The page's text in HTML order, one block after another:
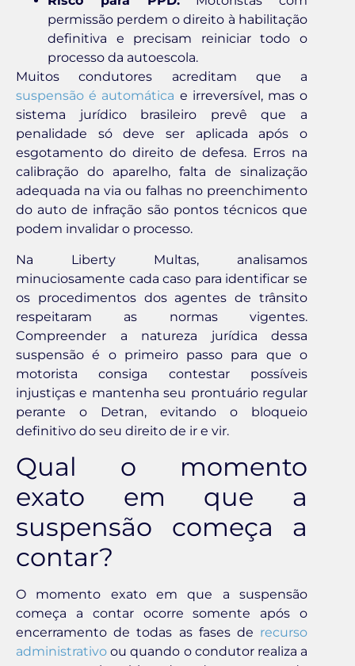
permissão perdem o direito à habilitação
definitiva e precisam reiniciar todo o
processo da autoescola.
Muitos condutores acreditam que a
suspensão é automática e irreversível, mas o
sistema jurídico brasileiro prevê que a
penalidade só deve ser aplicada após o
esgotamento do direito de defesa. Erros na
calibração do aparelho, falta de sinalização
adequada na via ou falhas no preenchimento
do auto de infração são pontos técnicos que
podem invalidar o processo.
Na Liberty Multas, analisamos
minuciosamente cada caso para identificar se
os procedimentos dos agentes de trânsito
respeitaram as normas vigentes.
Compreender a natureza jurídica dessa
suspensão é o primeiro passo para que o
motorista consiga contestar possíveis
injustiças e mantenha seu prontuário regular
perante o Detran, evitando o bloqueio
definitivo do seu direito de ir e vir.
Qual o momento
exato em que a
suspensão começa a
contar?
O momento exato em que a suspensão
começa a contar ocorre somente após o
encerramento de todas as fases de recurso
administrativo ou quando o condutor realiza a